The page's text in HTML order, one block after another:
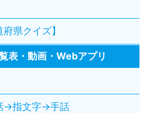
県クイズ】
表・動画・Webアプリ
→指文字→手話